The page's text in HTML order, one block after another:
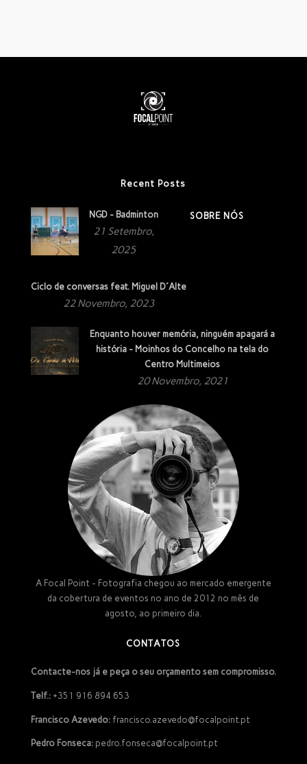
Recent Posts
NGD - Badminton
21 Setembro,
2025
Ciclo de conversas feat. Miguel D´Alte
22 Novembro, 2023
Enquanto houver memória, ninguém apagará a
história - Moinhos do Concelho na tela do
Centro Multimeios
20 Novembro, 2021
SOBRE NÓS
A Focal Point - Fotografia chegou ao mercado emergente
da cobertura de eventos no ano de 2012 no mês de
agosto, ao primeiro dia.
CONTATOS
Contacte-nos já e peça o seu orçamento sem compromisso.
Telf.:+351 916 894 653
Francisco Azevedo:francisco.azevedo@focalpoint.pt
Pedro Fonseca:pedro.fonseca@focalpoint.pt